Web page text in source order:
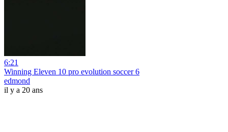
6:21
Winning Eleven 10 pro evolution soccer 6
edmond
il y a 20 ans